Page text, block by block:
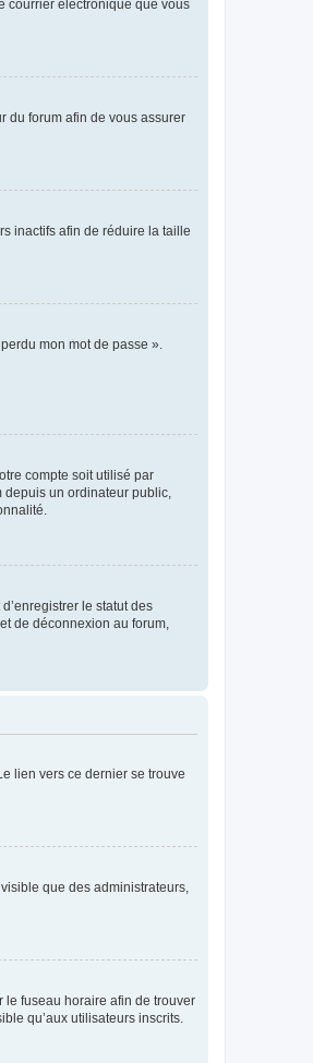
courrier électronique que vous
du forum afin de vous assurer
inactifs afin de réduire la taille
mon mot de passe ».
compte soit utilisé par
depuis un ordinateur public,
le statut des
de déconnexion au forum,
lien vers ce dernier se trouve
que des administrateurs,
le fuseau horaire afin de trouver
qu’aux utilisateurs inscrits.